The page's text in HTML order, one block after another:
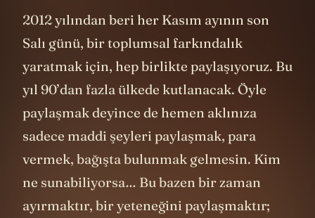
2012 yılından beri her Kasım ayının son
Salı günü, bir toplumsal farkındalık
yaratmak için, hep birlikte paylaşıyoruz. Bu
yıl 90’dan fazla ülkede kutlanacak. Öyle
paylaşmak deyince de hemen aklınıza
sadece maddi şeyleri paylaşmak, para
vermek, bağışta bulunmak gelmesin. Kim
ne sunabiliyorsa… Bu bazen bir zaman
ayırmaktır, bir yeteneğini paylaşmaktır;